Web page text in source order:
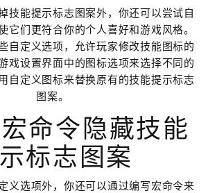
技能提示标志图案外，你还可以尝试自
它们更符合你的个人喜好和游戏风格。
自定义选项，允许玩家修改技能图标的
戏设置界面中的图标选项来选择不同的
自定义图标来替换原有的技能提示标志
图案。
命令隐藏技能
标志图案
义选项外，你还可以通过编写宏命令来